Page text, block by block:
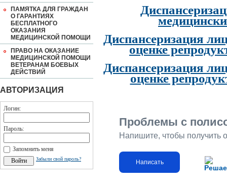
ПАМЯТКА ДЛЯ ГРАЖДАН
О ГАРАНТИЯХ
БЕСПЛАТНОГО
ОКАЗАНИЯ
МЕДИЦИНСКОЙ ПОМОЩИ
ПРАВО НА ОКАЗАНИЕ
МЕДИЦИНСКОЙ ПОМОЩИ
ВЕТЕРАНАМ БОЕВЫХ
ДЕЙСТВИЙ
АВТОРИЗАЦИЯ
Логин:
Пароль:
Запомнить меня
Забыли свой пароль?
Диспансеризация
оценке
Диспансеризация
оценке
Проблемы с
Напишите, чтобы получить
Написать